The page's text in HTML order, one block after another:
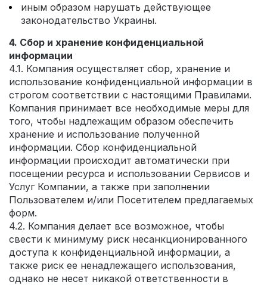
иным образом нарушать действующее
законодательство Украины.
4. Сбор и хранение конфиденциальной
информации
4.1. Компания осуществляет сбор, хранение и
использование конфиденциальной информации в
строгом соответствии с настоящими Правилами.
Компания принимает все необходимые меры для
того, чтобы надлежащим образом обеспечить
хранение и использование полученной
информации. Сбор конфиденциальной
информации происходит автоматически при
посещении ресурса и использовании Сервисов и
Услуг Компании, а также при заполнении
Пользователем и/или Посетителем предлагаемых
форм.
4.2. Компания делает все возможное, чтобы
свести к минимуму риск несанкционированного
доступа к конфиденциальной информации, а
также риск ее ненадлежащего использования,
однако не несет никакой ответственности в